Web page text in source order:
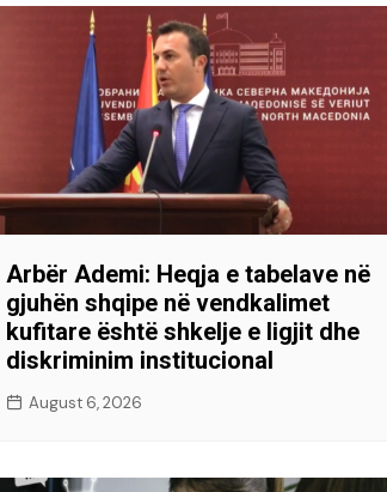
Arbër Ademi: Heqja e tabelave në
gjuhën shqipe në vendkalimet
kufitare është shkelje e ligjit dhe
diskriminim institucional
August 6, 2026